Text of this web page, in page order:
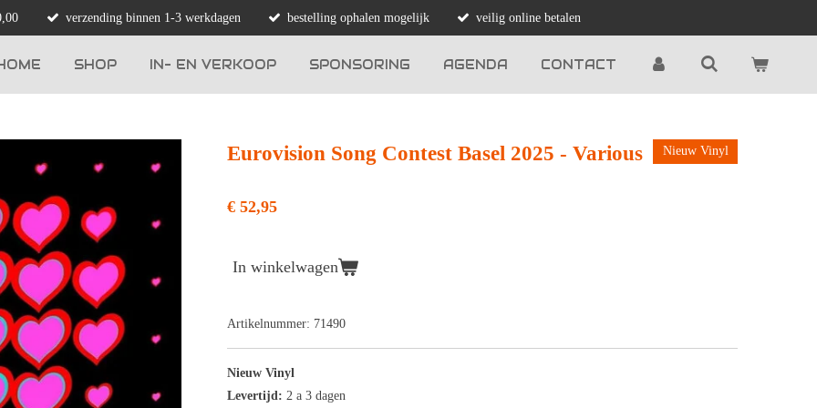
verzending binnen 1-3 werkdagen bestelling ophalen mogelijk veilig online betalen
SHOP IN- EN VERKOOP SPONSORING AGENDA CONTACT
Eurovision Song Contest Basel 2025 - Various Nieuw Vinyl
€ 52,95
In winkelwagen
Artikelnummer: 71490
Nieuw Vinyl
Levertijd: 2 a 3 dagen